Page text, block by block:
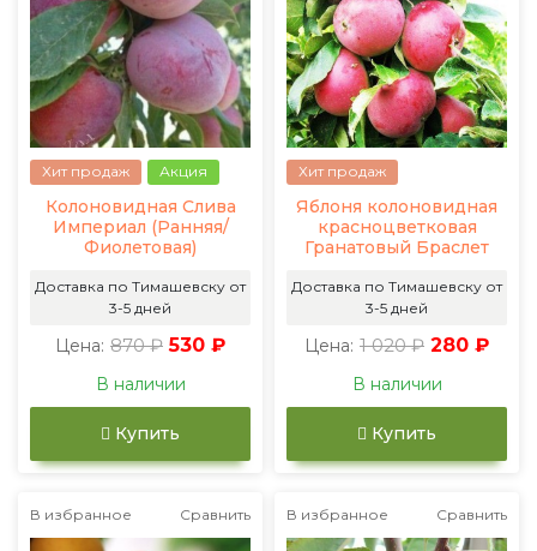
Хит продаж Акция
Колоновидная Слива
Империал (Ранняя/
Фиолетовая)
Доставка по Тимашевску от
3-5 дней
Цена: 870 ₽ 530 ₽
В наличии
Купить
Хит продаж
Яблоня колоновидная
красноцветковая
Гранатовый Браслет
Доставка по Тимашевску от
3-5 дней
Цена: 1 020 ₽ 280 ₽
В наличии
Купить
В избранное Сравнить В избранное Сравнить